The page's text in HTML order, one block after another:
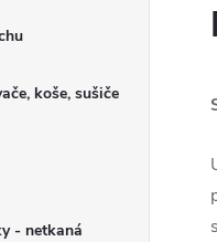
koše, sušiče
- netkaná